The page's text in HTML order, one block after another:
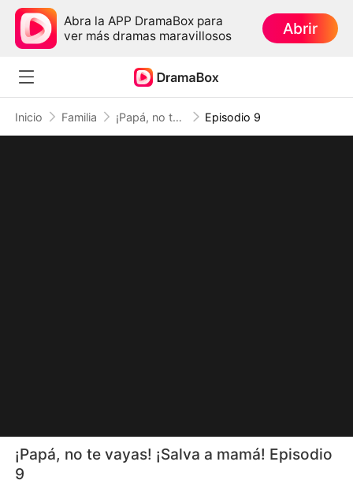
Abra la APP DramaBox para
ver más dramas maravillosos
Abrir
Inicio Familia ¡Papá, no te vayas! ¡Salva a mamá! Episodio 9
¡Papá, no te vayas! ¡Salva a mamá! Episodio
9